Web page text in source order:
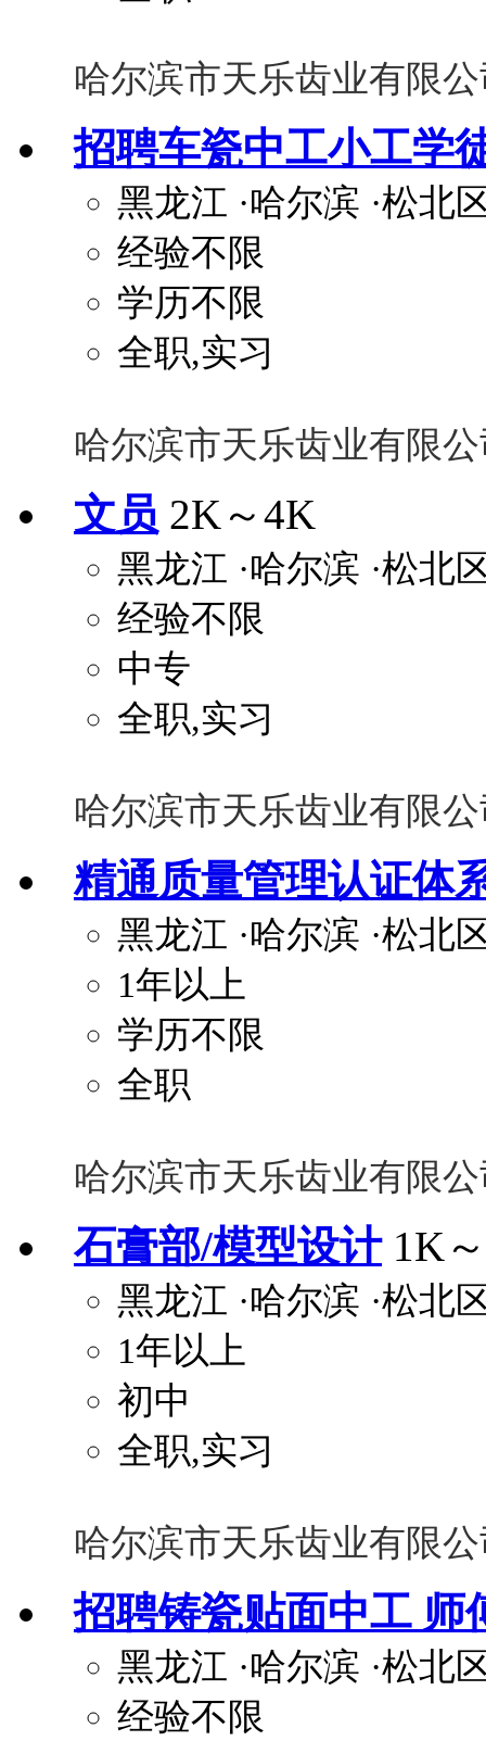
哈尔滨市天乐齿业有限
招聘车瓷中工小工学
黑龙江 ·哈尔滨 ·松北
经验不限
学历不限
全职,实习
哈尔滨市天乐齿业有限
文员 2K～4K
黑龙江 ·哈尔滨 ·松北
经验不限
中专
全职,实习
哈尔滨市天乐齿业有限
精通质量管理认证体
黑龙江 ·哈尔滨 ·松北
1年以上
学历不限
全职
哈尔滨市天乐齿业有限
石膏部/模型设计 1K
黑龙江 ·哈尔滨 ·松北
1年以上
初中
全职,实习
哈尔滨市天乐齿业有限
招聘铸瓷贴面中工 师
黑龙江 ·哈尔滨 ·松北
经验不限